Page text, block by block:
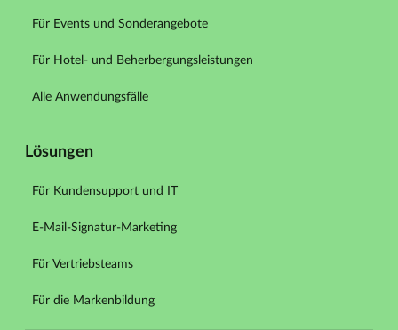
Für Events und Sonderangebote
Für Hotel- und Beherbergungsleistungen
Alle Anwendungsfälle
Lösungen
Für Kundensupport und IT
E-Mail-Signatur-Marketing
Für Vertriebsteams
Für die Markenbildung